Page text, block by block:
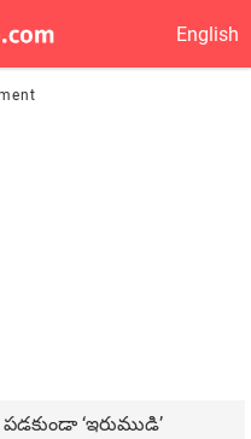
English
పడకుండా ‘ఇరుముడి’